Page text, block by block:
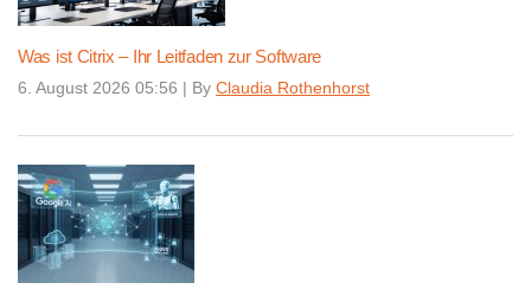
Was ist Citrix – Ihr Leitfaden zur Software
6. August 2026 05:56 | By Claudia Rothenhorst